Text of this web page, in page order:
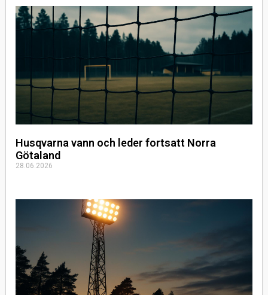
Husqvarna vann och leder fortsatt Norra
Götaland
28.06.2026